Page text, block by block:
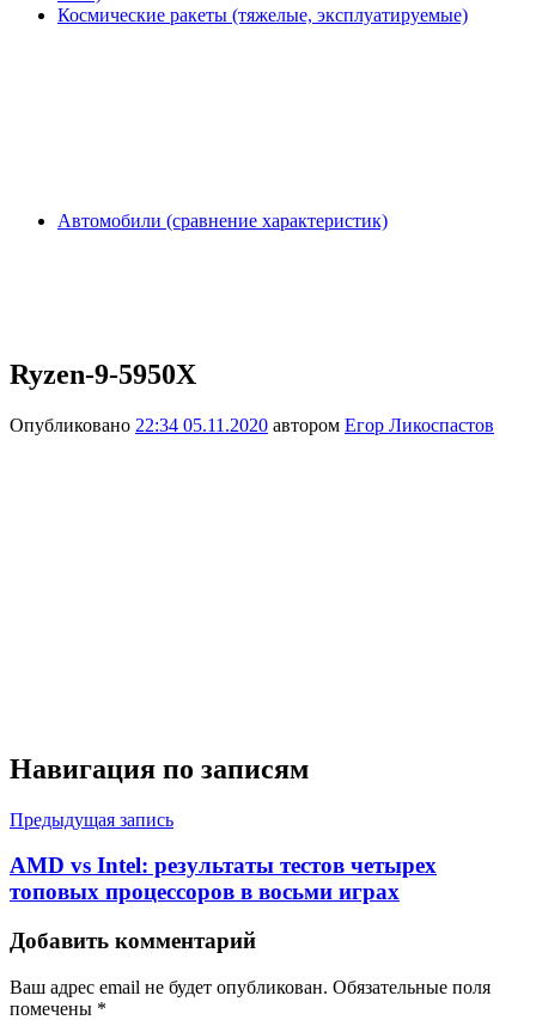
Космические ракеты (тяжелые, эксплуатируемые)
Автомобили (сравнение характеристик)
Ryzen-9-5950X
Опубликовано 22:34 05.11.2020 автором Егор Ликоспастов
Навигация по записям
Предыдущая запись
AMD vs Intel: результаты тестов четырех
топовых процессоров в восьми играх
Добавить комментарий
Ваш адрес email не будет опубликован. Обязательные поля
помечены *